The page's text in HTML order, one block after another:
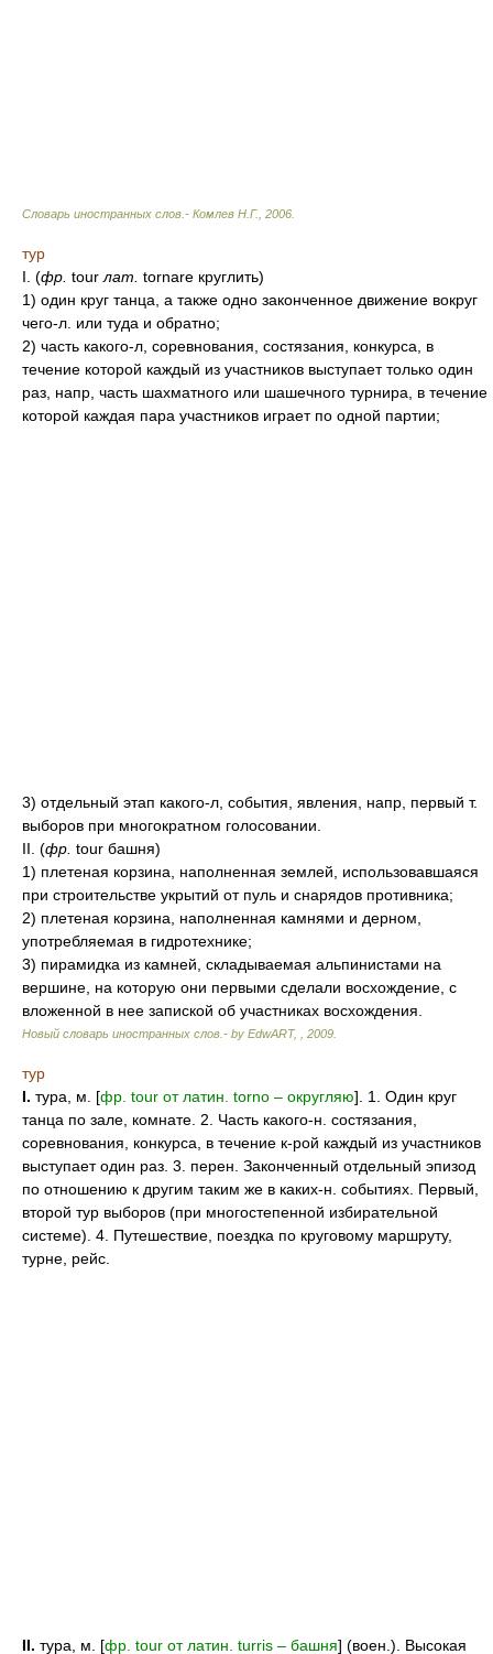
Словарь иностранных слов.- Комлев Н.Г. 2006
тур
I. (фр. tour лат. tornare круглить)
1) один круг танца, а также одно законченное движение вокруг
чего-л. или туда и обратно;
2) часть какого-л, соревнования, состязания, конкурса, в
течение которой каждый из участников выступает только один
раз, напр, часть шахматного или шашечного турнира, в течение
которой каждая пара участников играет по одной партии;
3) отдельный этап какого-л, события, явления, напр, первый т.
выборов при многократном голосовании.
II. (фр. tour башня)
1) плетеная корзина, наполненная землей, использовавшаяся
при строительстве укрытий от пуль и снарядов противника;
2) плетеная корзина, наполненная камнями и дерном,
употребляемая в гидротехнике;
3) пирамидка из камней, складываемая альпинистами на
вершине, на которую они первыми сделали восхождение, с
вложенной в нее запиской об участниках восхождения.
Новый словарь иностранных слов.- by EdwART, 2009
тур
I. тура, м. [фр. tour от латин. torno – округляю]. 1. Один круг
танца по зале, комнате. 2. Часть какого-н. состязания,
соревнования, конкурса, в течение к-рой каждый из участников
выступает один раз. 3. перен. Законченный отдельный эпизод
по отношению к другим таким же в каких-н. событиях. Первый,
второй тур выборов (при многостепенной избирательной
системе). 4. Путешествие, поездка по круговому маршруту,
турне, рейс.
II. тура, м. [фр. tour от латин. turris – башня] (воен.). Высокая